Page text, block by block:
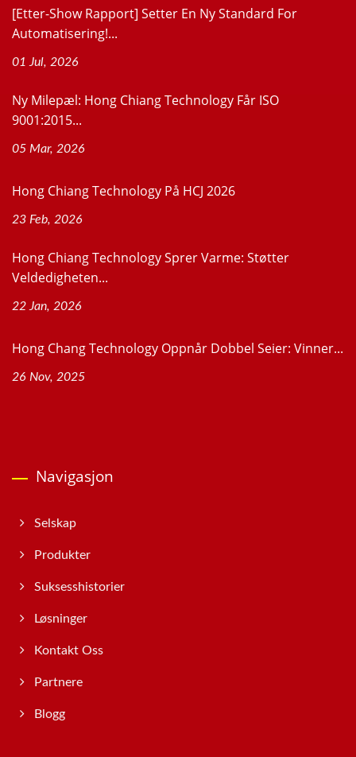
[Etter-Show Rapport] Setter En Ny Standard For
Automatisering!...
01 Jul, 2026
Ny Milepæl: Hong Chiang Technology Får ISO
9001:2015...
05 Mar, 2026
Hong Chiang Technology På HCJ 2026
23 Feb, 2026
Hong Chiang Technology Sprer Varme: Støtter
Veldedigheten...
22 Jan, 2026
Hong Chang Technology Oppnår Dobbel Seier: Vinner...
26 Nov, 2025
Navigasjon
Selskap
Produkter
Suksesshistorier
Løsninger
Kontakt Oss
Partnere
Blogg